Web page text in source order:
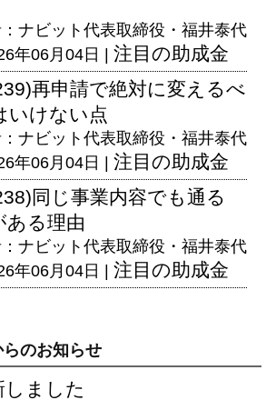
ナビット代表取締役・福井泰代
年06月04日 | 注目の助成金
再申請で絶対に変えるべ
いけない点
ナビット代表取締役・福井泰代
年06月04日 | 注目の助成金
同じ事業内容でも通る
ある理由
ナビット代表取締役・福井泰代
年06月04日 | 注目の助成金
のお知らせ
しました